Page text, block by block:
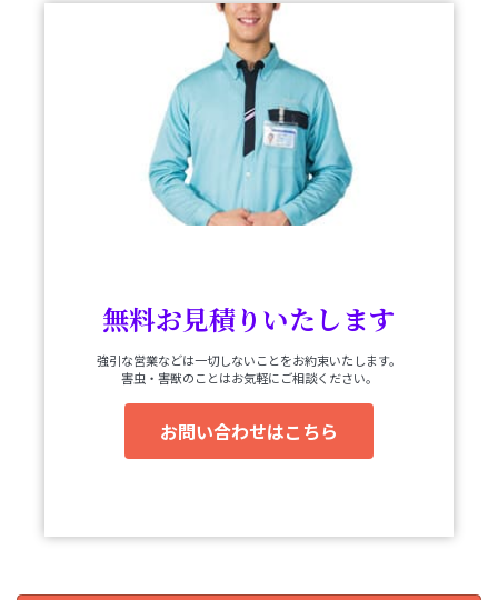
無料お見積りいたします
強引な営業などは一切しないことをお約束いたします。
害虫・害獣のことはお気軽にご相談ください。
お問い合わせはこちら